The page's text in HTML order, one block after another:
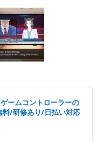
ームコントローラーの
/研修あり/日払い対応